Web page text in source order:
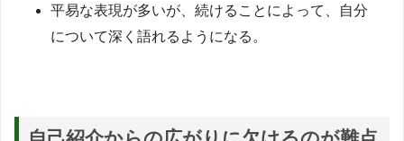
平易な表現が多いが、続けることによって、自分
について深く語れるようになる。